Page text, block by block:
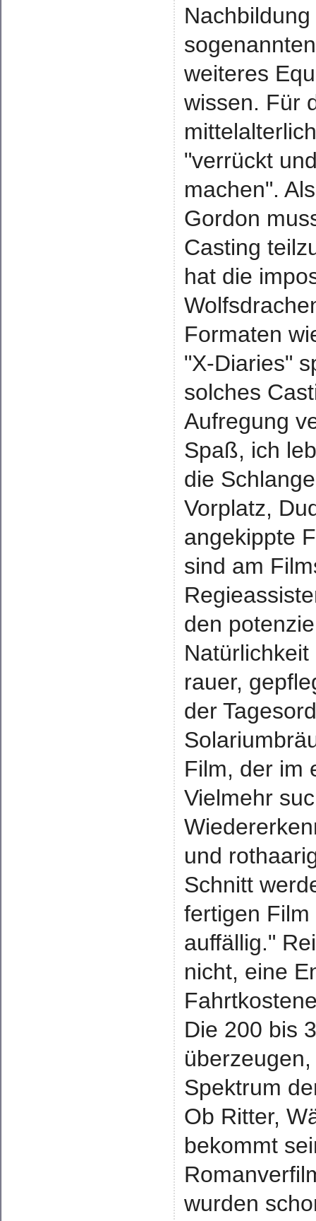
weiteres
wissen. Für
"verrückt
machen".
Gordon
Casting
hat die
Formaten
"X-Diaries"
solches
Aufregung
Spaß, ich
die
Vorplatz,
angekippte
sind am
den
rauer,
der
Film, der im
Vielmehr
und
Schnitt
fertigen
auffällig."
nicht, eine
Die 200 bis
Spektrum
Ob Ritter,
bekommt
wurden